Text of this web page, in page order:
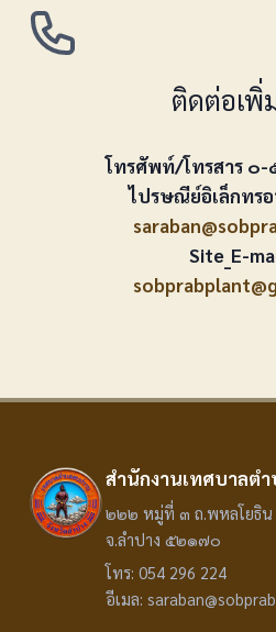
ติดต่อเพิ่
โทรศัพท์/โทรสาร
ไปรษณีย์อิเล็กทร
Site_E-
สำนักงานเทศบาลต
๒๒๒ หมู่ที่ ๓ ถ.พหลโยธิน
จ.ลำปาง ๕๒๑๗๐
โทร: 054 296 224
อีเมล: